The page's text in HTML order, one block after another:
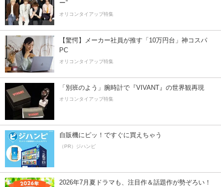
ー”
オリコンタイアップ特集
【驚愕】メーカー社員が推す「10万円台」神コスパ
PC
オリコンタイアップ特集
「別班のよう」腕時計で『VIVANT』の世界観再現
オリコンタイアップ特集
自販機にピッ！ですぐに買えちゃう
（PR）ジハンピ
2026年7月夏ドラマも、注目作＆話題作が勢ぞろい！